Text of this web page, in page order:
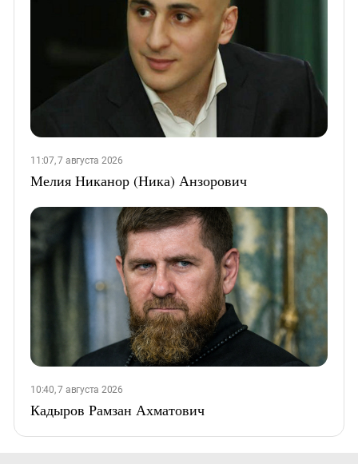
11:07, 7 августа 2026
Мелия Никанор (Ника) Анзорович
10:40, 7 августа 2026
Кадыров Рамзан Ахматович